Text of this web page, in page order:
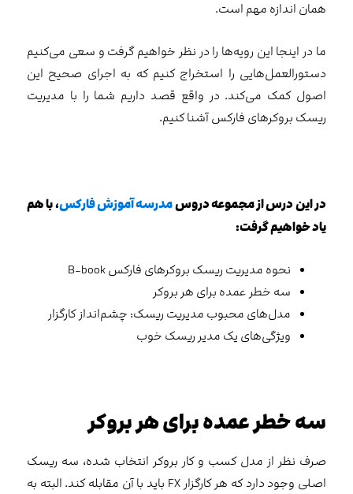
همان اندازه مهم است.
ما در اینجا این رویه‌ها را در نظر خواهیم گرفت و سعی می‌کنیم
دستورالعمل‌هایی را استخراج کنیم که به اجرای صحیح این
اصول کمک می‌کند. در واقع قصد داریم شما را با مدیریت
ریسک بروکرهای فارکس آشنا کنیم.
در این درس از مجموعه دروسمدرسه آموزش فارکس، با هم
یاد خواهیم گرفت:
نحوه مدیریت ریسک بروکرهای فارکس B-book
سه خطر عمده برای هر بروکر
مدل‌های محبوب مدیریت ریسک: چشم‌انداز کارگزار
ویژگی‌های یک مدیر ریسک خوب
سه خطر عمده برای هر بروکر
صرف نظر از مدل کسب و کار بروکر انتخاب شده، سه ریسک
اصلی وجود دارد که هر کارگزار FX باید با آن مقابله کند. البته به